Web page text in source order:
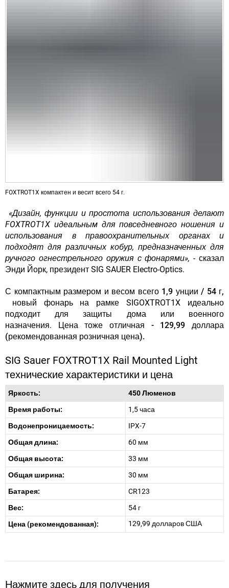
FOXTROT1X компактен и весит всего 54 г.
«Дизайн, функции и простота использования делают
FOXTROT1X идеальным для повседневного ношения и
использования в правоохранительных органах и
подходят для различных кобур, предназначенных для
ручного огнестрельного оружия с фонарями», - сказал
Энди Йорк, президент SIG SAUER Electro-Optics.
С компактным размером и весом всего 1,9 унции / 54 г,
новый фонарь на рамке SIGOXTROT1X идеально
подходит для защиты дома или военного
назначения.
Цена тоже отличная - 129,99 доллара
(рекомендованная розничная цена).
SIG Sauer FOXTROT1X Rail Mounted Light
технические характеристики и цена
Яркость:
450 Люменов
Время работы:
1,5 часа
Водонепроницаемость:
IPX-7
Общая длина:
60 мм
Общая высота:
33 мм
Общая ширина:
30 мм
Батарея:
CR123
Вес:
54 г
Цена (рекомендованная):
129,99 долларов США
Нажмите здесь для получения